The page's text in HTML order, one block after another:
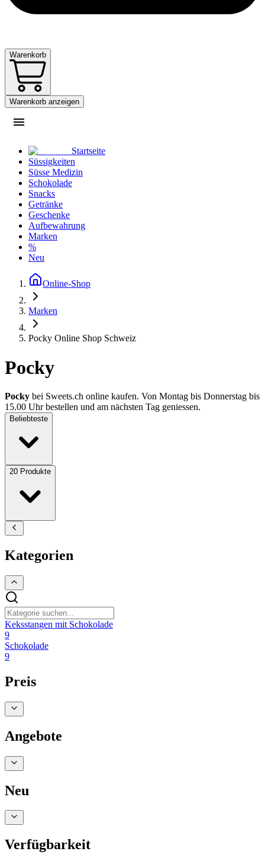
Warenkorb
Warenkorb anzeigen
Startseite
Süssigkeiten
Süsse Medizin
Schokolade
Snacks
Getränke
Geschenke
Aufbewahrung
Marken
%
Neu
Online-Shop
Marken
Pocky Online Shop Schweiz
Pocky
Pocky bei Sweets.ch online kaufen. Von Montag bis Donnerstag bis
15.00 Uhr bestellen und am nächsten Tag geniessen.
Beliebteste
20 Produkte
Kategorien
Keksstangen mit Schokolade
9
Schokolade
9
Preis
Angebote
Neu
Verfügbarkeit